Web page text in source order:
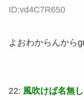
ID:vd4C7R650
よおわからんから
22: 風吹けば名無し